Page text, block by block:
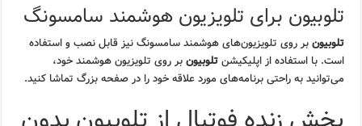
تلوبیون برای تلویزیون هوشمند سامسونگ
تلوبیونبر روی تلویزیون‌های هوشمند سامسونگ نیز قابل نصب و استفاده
است. با استفاده از اپلیکیشنتلوبیونبر روی تلویزیون هوشمند خود،
می‌توانید به راحتی برنامه‌های مورد علاقه خود را در صفحه بزرگ تماشا کنید.